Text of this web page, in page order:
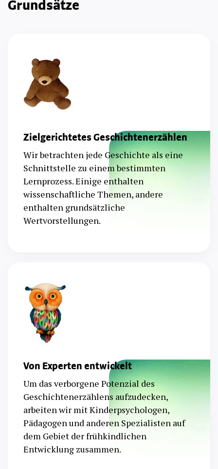
Grundsätze
Zielgerichtetes Geschichtenerzählen
Wir betrachten jede Geschichte als eine
Schnittstelle zu einem bestimmten
Lernprozess. Einige enthalten
wissenschaftliche Themen, andere
enthalten grundsätzliche
Wertvorstellungen.
Von Experten entwickelt
Um das verborgene Potenzial des
Geschichtenerzählens aufzudecken,
arbeiten wir mit Kinderpsychologen,
Pädagogen und anderen Spezialisten auf
dem Gebiet der frühkindlichen
Entwicklung zusammen.